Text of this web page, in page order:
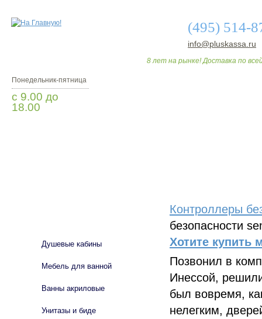
(495) 514-
info@pluskassa.ru
8 лет на рынке! Доставка по
Понедельник-пятница
с 9.00 до
18.00
Контроллеры
безопасности
Хотите купить
Позвонил в
Инессой,
был вовремя,
нелегким,
Душевые кабины
Мебель для ванной
Ванны акриловые
Унитазы и биде